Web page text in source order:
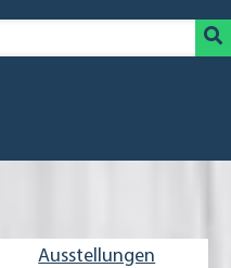
Ausstel­lungen